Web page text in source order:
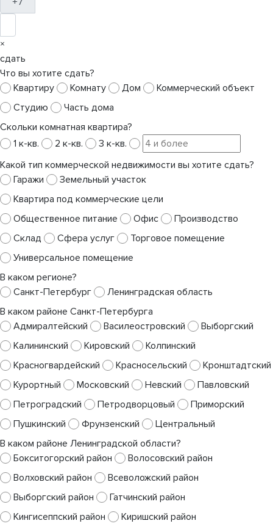
×
сдать
Что вы хотите сдать?
Квартиру
Комнату Дом
Коммерческий объект
Студию
Часть дома
Скольки комнатная квартира?
1 к-кв.
2 к-кв.
3 к-кв.
Какой тип коммерческой недвижимости вы хотите сдать?
Гаражи
Земельный участок
Квартира под коммерческие цели
Общественное питание
Офис
Производство
Склад
Сфера услуг
Торговое помещение
Универсальное помещение
В каком регионе?
Санкт-Петербург
Ленинградская область
В каком районе Санкт-Петербурга
Адмиралтейский
Василеостровский
Выборгский
Калининский
Кировский
Колпинский
Красногвардейский
Красносельский
Кронштадтский
Курортный
Московский Невский
Павловский
Петроградский
Петродворцовый
Приморский
Пушкинский
Фрунзенский
Центральный
В каком районе Ленинградской области?
Бокситогорский район
Волосовский район
Волховский район
Всеволожский район
Выборгский район
Гатчинский район
Кингисеппский район
Киришский район